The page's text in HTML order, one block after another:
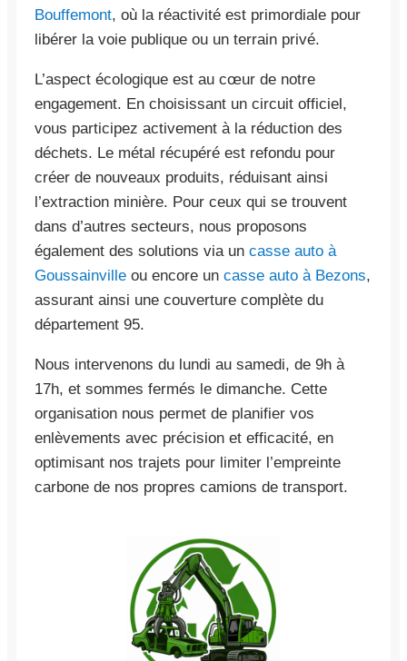
Bouffemont, où la réactivité est primordiale pour
libérer la voie publique ou un terrain privé.
L’aspect écologique est au cœur de notre
engagement. En choisissant un circuit officiel,
vous participez activement à la réduction des
déchets. Le métal récupéré est refondu pour
créer de nouveaux produits, réduisant ainsi
l’extraction minière. Pour ceux qui se trouvent
dans d’autres secteurs, nous proposons
également des solutions via un casse auto à
Goussainville ou encore un casse auto à Bezons,
assurant ainsi une couverture complète du
département 95.
Nous intervenons du lundi au samedi, de 9h à
17h, et sommes fermés le dimanche. Cette
organisation nous permet de planifier vos
enlèvements avec précision et efficacité, en
optimisant nos trajets pour limiter l’empreinte
carbone de nos propres camions de transport.